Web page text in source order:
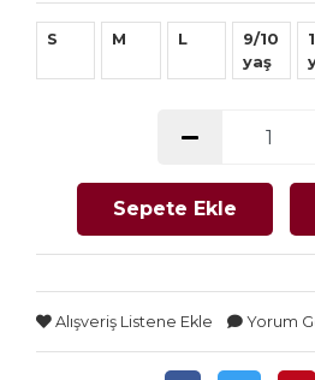
S M L
9/10
yaş
Sepete Ekle
Alışveriş Listene Ekle Yorum